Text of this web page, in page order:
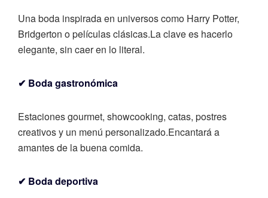
Una boda inspirada en universos como Harry Potter,
Bridgerton o películas clásicas.La clave es hacerlo
elegante, sin caer en lo literal.
✔ Boda gastronómica
Estaciones gourmet, showcooking, catas, postres
creativos y un menú personalizado.Encantará a
amantes de la buena comida.
✔ Boda deportiva